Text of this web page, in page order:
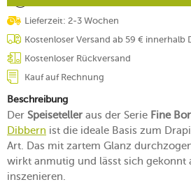
Lieferzeit: 2-3 Wochen
Kostenloser Versand ab 59 € innerhalb
Kostenloser Rückversand
Kauf auf Rechnung
Beschreibung
Der Speiseteller aus der Serie Fine
Dibbern ist die ideale Basis zum
Art. Das mit zartem Glanz
wirkt anmutig und lässt sich gekonnt
inszenieren.